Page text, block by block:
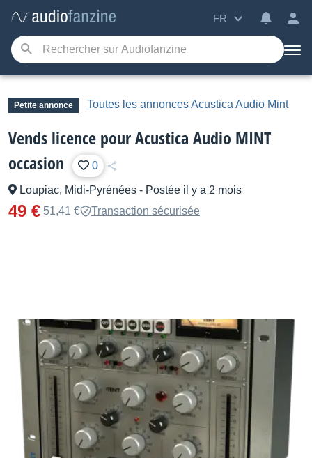
FR
Petite annonce Toutes les annonces Acustica Audio Mint
Vends licence pour Acustica Audio MINT
occasion
0
Loupiac, Midi-Pyrénées - Postée il y a 2 mois
49 € 51,41 € Transaction sécurisée